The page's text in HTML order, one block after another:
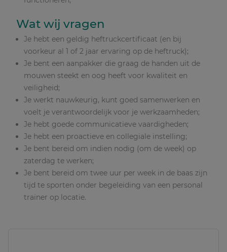
Wat wij vragen
Je hebt een geldig heftruckcertificaat (en bij
voorkeur al 1 of 2 jaar ervaring op de heftruck);
Je bent een aanpakker die graag de handen uit de
mouwen steekt en oog heeft voor kwaliteit en
veiligheid;
Je werkt nauwkeurig, kunt goed samenwerken en
voelt je verantwoordelijk voor je werkzaamheden;
Je hebt goede communicatieve vaardigheden;
Je hebt een proactieve en collegiale instelling;
Je bent bereid om indien nodig (om de week) op
zaterdag te werken;
Je bent bereid om twee uur per week in de baas zijn
tijd te sporten onder begeleiding van een personal
trainer op locatie.